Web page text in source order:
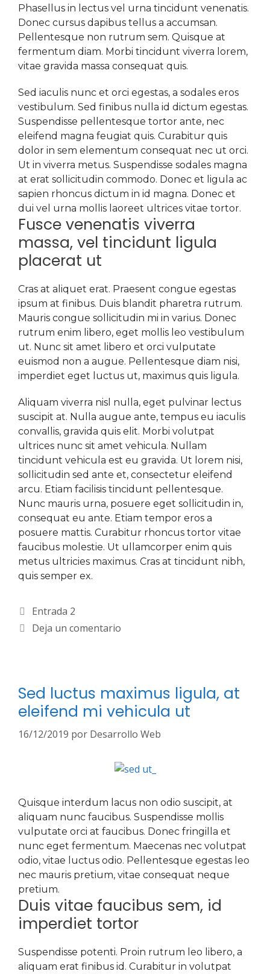
Phasellus in lectus vel urna tincidunt venenatis.
Donec cursus dapibus tellus a accumsan.
Pellentesque non rutrum sem. Quisque at
fermentum diam. Morbi tincidunt viverra lorem,
vitae gravida massa consequat quis.
Sed iaculis nunc et orci egestas, a sodales eros
vestibulum. Sed finibus nulla id dictum egestas.
Suspendisse pellentesque tortor ante, nec
eleifend magna feugiat quis. Curabitur quis
dolor in sem elementum consequat nec ut orci.
Ut in viverra metus. Suspendisse sodales magna
at erat sollicitudin commodo. Donec et ligula ac
sapien rhoncus dictum in id magna. Donec et
dui vel urna mollis laoreet ultrices vitae tortor.
Fusce venenatis viverra
massa, vel tincidunt ligula
placerat ut
Cras at aliquet erat. Praesent congue egestas
ipsum at finibus. Duis blandit pharetra rutrum.
Mauris congue sollicitudin mi in varius. Donec
rutrum enim libero, eget mollis leo vestibulum
ut. Nunc sit amet libero et orci vulputate
euismod non a augue. Pellentesque diam nisi,
imperdiet eget luctus ut, maximus quis ligula.
Aliquam viverra nisl nulla, eget pulvinar lectus
suscipit at. Nulla augue ante, tempus eu iaculis
convallis, gravida quis elit. Morbi volutpat
ultrices nunc sit amet vehicula. Nullam
tincidunt vehicula est eu gravida. Ut lorem nisi,
sollicitudin sed ante et, consectetur eleifend
arcu. Etiam facilisis tincidunt pellentesque.
Nunc mauris urna, posuere eget sollicitudin in,
consequat eu ante. Etiam tempor eros a
posuere mattis. Curabitur rhoncus tortor vitae
faucibus molestie. Ut ullamcorper enim quis
metus ultricies maximus. Cras at tincidunt nibh,
quis semper ex.
Entrada 2
Deja un comentario
Sed luctus maximus ligula, at
eleifend mi vehicula ut
16/12/2019 por Desarrollo Web
Quisque interdum lacus non odio suscipit, at
aliquam nunc faucibus. Suspendisse mollis
vulputate orci at faucibus. Donec fringilla et
nunc eget fermentum. Maecenas nec volutpat
odio, vitae luctus odio. Pellentesque egestas leo
nec mauris pretium, vitae consequat neque
pretium.
Duis vitae faucibus sem, id
imperdiet tortor
Suspendisse potenti. Proin rutrum leo libero, a
aliquam erat finibus id. Curabitur in volutpat